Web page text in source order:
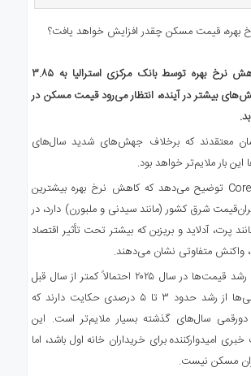
– با کاهش نرخ بهره توسط بانک مرکزی استرالیا به ۳.۸۵
بیشتر در آینده، انتظار می‌رود قیمت مسکن در
معتقدند که برخلاف جهش‌های شدید سال‌های
بار ملایم‌تر خواهد بود.
الیزا اوون از CoreLogic توضیح می‌دهد که کاهش نرخ بهره بیشترین
گران‌قیمت شرق کشور (مانند سیدنی و ملبورن) دارد، در
پرت، آدلاید و بریزبن که بیشتر تحت تأثیر اقتصاد
واکنش متفاوتی نشان می‌دهند.
با وجود این شرایط، رشد قیمت‌ها در سال ۲۰۲۵ احتمالاً کمتر از سال قبل
خواهد بود. پیش‌بینی‌ها از رشد حدود ۳ تا ۵ درصدی حکایت دارند که
سال‌های گذشته بسیار ملایم‌تر است. این
امیدوارکننده برای خریداران خانه اول باشد، اما
مسکن نیست.